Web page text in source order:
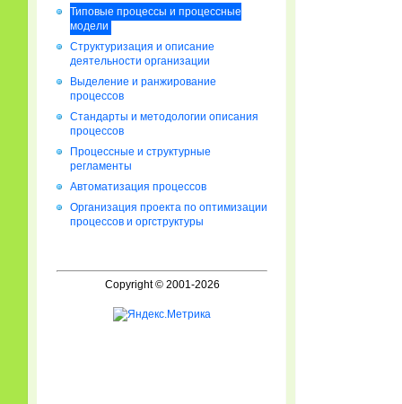
Типовые процессы и процессные
модели
Cтруктуризация и описание
деятельности организации
Выделение и ранжирование
процессов
Стандарты и методологии описания
процессов
Процессные и структурные
регламенты
Автоматизация процессов
Организация проекта по оптимизации
процессов и оргструктуры
Copyright © 2001-2026